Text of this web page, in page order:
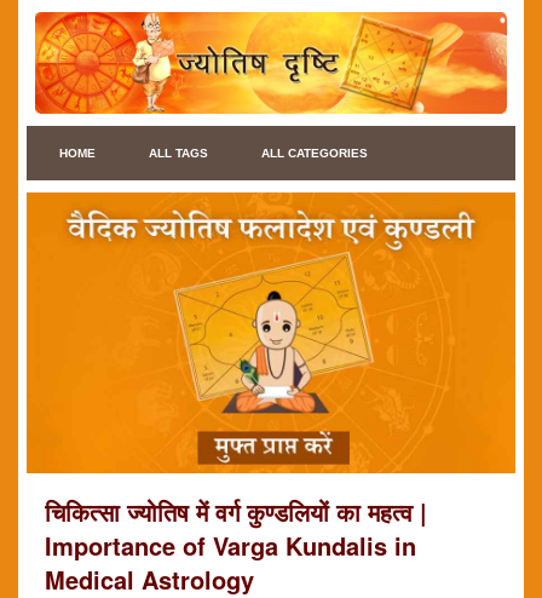
HOME ALL TAGS ALL CATEGORIES
चिकित्सा ज्योतिष में वर्ग कुण्डलियों का महत्व |
Importance of Varga Kundalis in
Medical Astrology